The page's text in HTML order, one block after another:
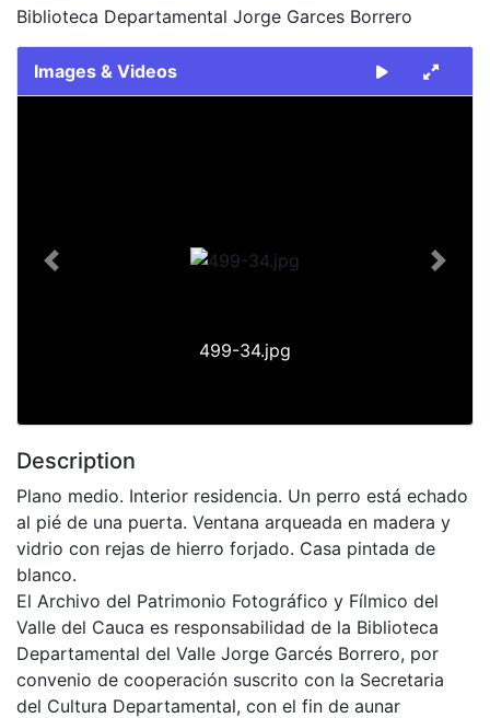
Biblioteca Departamental Jorge Garces Borrero
Images & Videos
499-34.jpg
Previous Next
Description
Plano medio. Interior residencia. Un perro está echado
al pié de una puerta. Ventana arqueada en madera y
vidrio con rejas de hierro forjado. Casa pintada de
blanco.
El Archivo del Patrimonio Fotográfico y Fílmico del
Valle del Cauca es responsabilidad de la Biblioteca
Departamental del Valle Jorge Garcés Borrero, por
convenio de cooperación suscrito con la Secretaria
del Cultura Departamental, con el fin de aunar